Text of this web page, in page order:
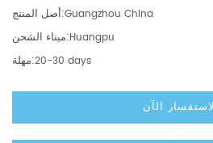
أصل المنتج:Guangzhou China
ميناء الشحن:Huangpu
مهلة:20-30 days
الآن